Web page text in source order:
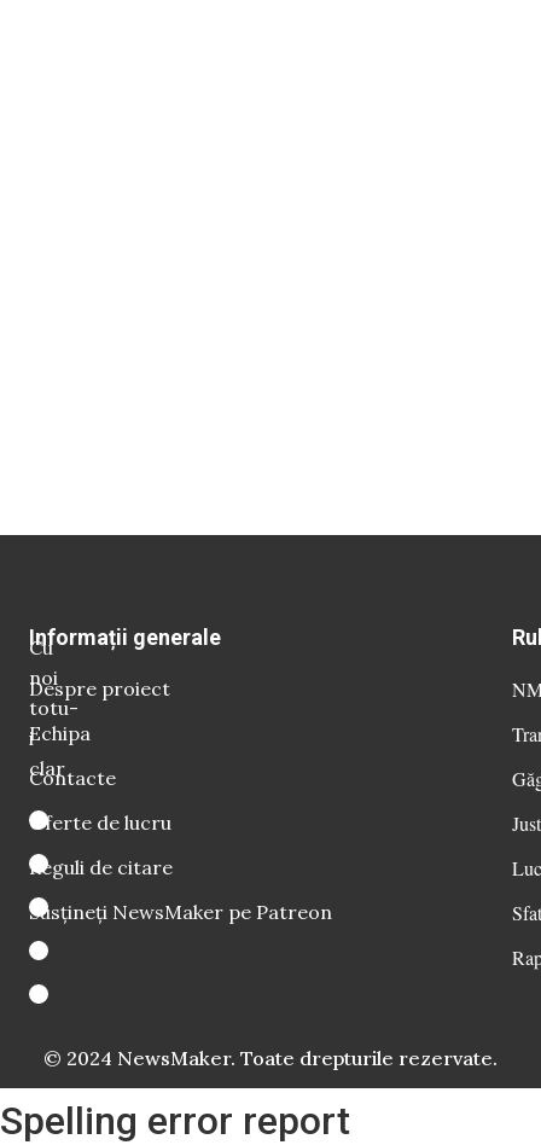
Cu
noi
totu-
i
clar
Informații generale
Despre proiect
Echipa
Contacte
Oferte de lucru
Reguli de citare
Susțineți NewsMaker pe Patreon
© 2024 NewsMaker. Toate drepturile rezervate.
Spelling error report